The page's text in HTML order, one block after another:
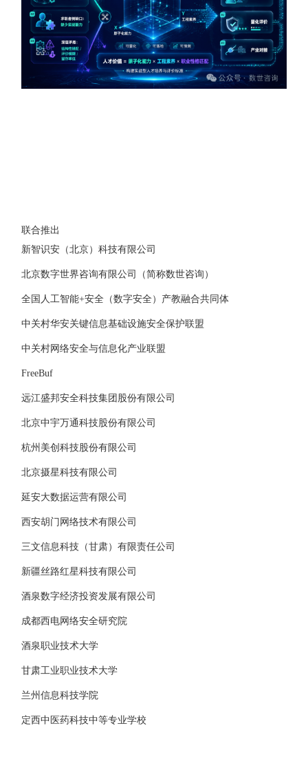
联合推出
新智识安（北京）科技有限公司
北京数字世界咨询有限公司（简称数世咨询）
全国人工智能+安全（数字安全）产教融合共同体
中关村华安关键信息基础设施安全保护联盟
中关村网络安全与信息化产业联盟
FreeBuf
远江盛邦安全科技集团股份有限公司
北京中宇万通科技股份有限公司
杭州美创科技股份有限公司
北京摄星科技有限公司
延安大数据运营有限公司
西安胡门网络技术有限公司
三文信息科技（甘肃）有限责任公司
新疆丝路红星科技有限公司
酒泉数字经济投资发展有限公司
成都西电网络安全研究院
酒泉职业技术大学
甘肃工业职业技术大学
兰州信息科技学院
定西中医药科技中等专业学校